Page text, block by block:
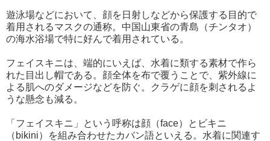
遊泳場などにおいて、顔を日射しなどから保護する目的で
着用されるマスクの通称。中国山東省の青島（チンタオ）
の海水浴場で特に好んで着用されている。
フェイスキニは、端的にいえば、水着に類する素材で作ら
れた目出し帽である。顔全体を布で覆うことで、紫外線に
よる肌へのダメージなどを防ぐ。クラゲに顔を刺されるよ
うな懸念も減る。
「フェイスキニ」という呼称は顔（face）とビキニ
（bikini）を組み合わせたカバン語といえる。水着に関連す